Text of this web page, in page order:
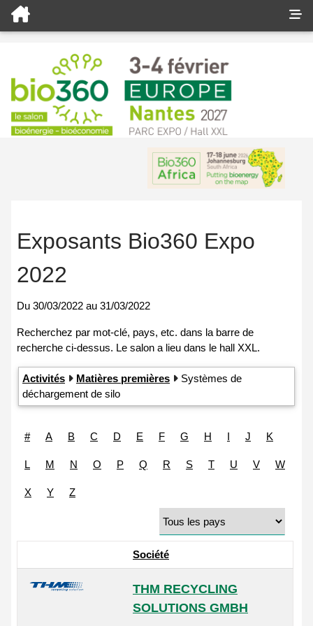
Exposants Bio360 Expo
2022
Du 30/03/2022 au 31/03/2022
Activités Matières premières
Systèmes de
déchargement de silo
# A B C D E F G H I J K
L M N O P Q R S T U V W
X Y Z
Société
THM RECYCLING
SOLUTIONS GMBH